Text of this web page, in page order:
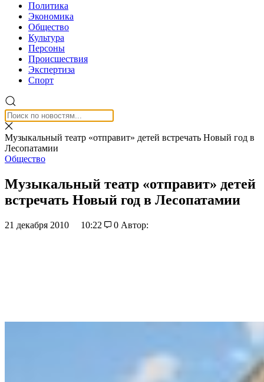
Политика
Экономика
Общество
Культура
Персоны
Происшествия
Экспертиза
Спорт
Музыкальный театр «отправит» детей встречать Новый год в
Лесопатамии
Общество
Музыкальный театр «отправит» детей
встречать Новый год в Лесопатамии
21 декабря 2010 10:22 0 Автор: